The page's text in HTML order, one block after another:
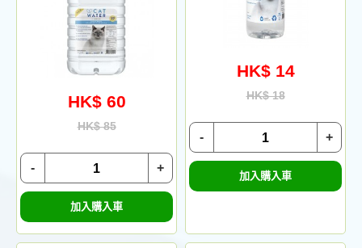
HK$ 60
HK$ 85
+
-
加入購入車
HK$ 14
HK$ 18
+
-
加入購入車